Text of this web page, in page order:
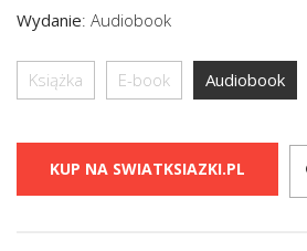
Wydanie: Audiobook
Książka E-book Audiobook
KUP NA SWIATKSIAZKI.PL